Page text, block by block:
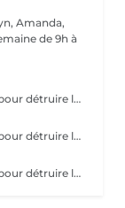
Amanda,
de 9h à
La Maderotherapie:l action massante du bois pour détruire la cellulite. *Active la circulation sanguine et lymphatique *Réduit les tensions musculaires. *Raffermie et tonifie la peau.
La Maderotherapie:l action massante du bois pour détruire la cellulite. *Active la circulation sanguine et lymphatique *Réduit les tensions musculaires. *Raffermie et tonifie la peau.
La Maderotherapie:l action massante du bois pour détruire la cellulite. *Active la circulation sanguine et lymphatique *Réduit les tensions musculaires. *Raffermie et tonifie la peau.